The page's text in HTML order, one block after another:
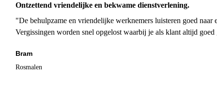
Ontzettend vriendelijke en bekwame dienstverlening.
"De behulpzame en vriendelijke werknemers luisteren goed naar
Vergissingen worden snel opgelost waarbij je als klant altijd
Bram
Rosmalen